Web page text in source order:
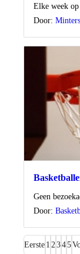
Wanneer
Elke week
Door:
Locatie
Geen
Door:
Eerste 1 2345